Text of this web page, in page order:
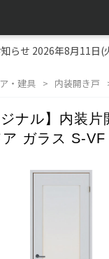
らせ 2026年8月11日(
・建具 内装開き戸
ジナル】内装
ガラス S-VF